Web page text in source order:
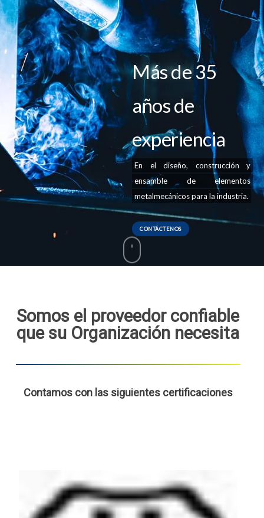
Más de 35
años de
experiencia
En el diseño, construcción y
ensamble de elementos
metalmecánicos para la industria.
CONTÁCTENOS
Somos el proveedor confiable
que su Organización necesita
Contamos con las siguientes certificaciones